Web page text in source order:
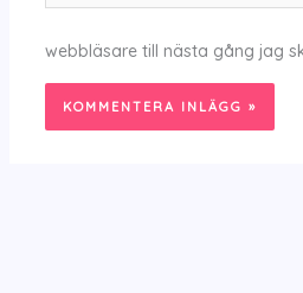
webbläsare till nästa gång jag